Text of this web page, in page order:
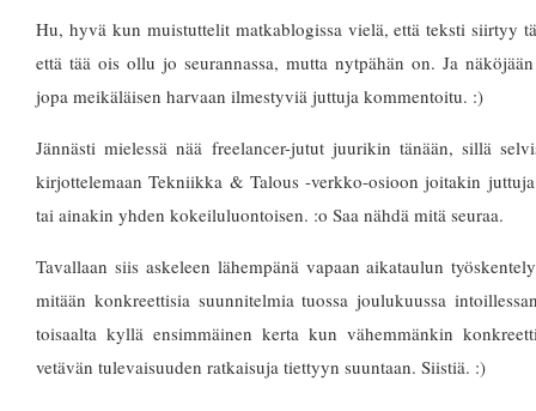
Hu, hyvä kun muistuttelit matkablogissa vielä, että teksti siirtyy
että tää ois ollu jo seurannassa, mutta nytpähän on. Ja
jopa meikäläisen harvaan ilmestyviä juttuja kommentoitu. :)
Jännästi mielessä nää freelancer-jutut juurikin tänään, sillä
kirjottelemaan Tekniikka & Talous -verkko-osioon joitakin juttuja
tai ainakin yhden kokeiluluontoisen. :o Saa nähdä mitä seuraa.
Tavallaan siis askeleen lähempänä vapaan aikataulun
mitään konkreettisia suunnitelmia tuossa joulukuussa
toisaalta kyllä ensimmäinen kerta kun vähemmänkin
vetävän tulevaisuuden ratkaisuja tiettyyn suuntaan. Siistiä. :)